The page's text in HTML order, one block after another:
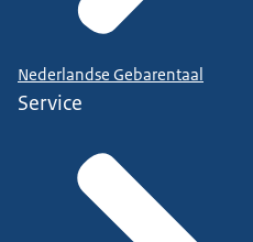
Nederlandse Gebarentaal
Service